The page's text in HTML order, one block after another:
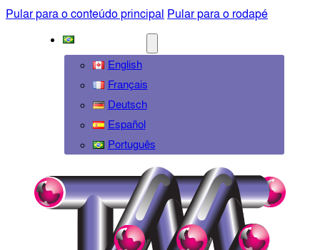
Pular para o conteúdo principal Pular para o rodapé
English
Français
Deutsch
Español
Português